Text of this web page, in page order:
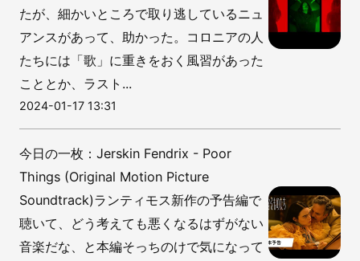
たが、細かいところで取り逃しているニュ
アンスがあって、助かった。コロニアの人
たちには「歌」に重きをおく風習があった
こととか、ラスト...
2024-01-17 13:31
今日の一枚：Jerskin Fendrix - Poor
Things (Original Motion Picture
Soundtrack)ランティモス新作の予告編で
聴いて、どう考えても悪くなるはずがない
音楽だな、と本編そっちのけで気になって